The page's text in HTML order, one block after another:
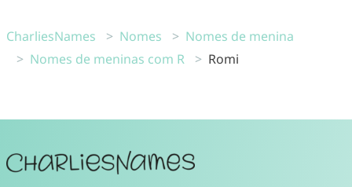
CharliesNames Nomes
Nomes de menina
Nomes de meninas com R
Romi